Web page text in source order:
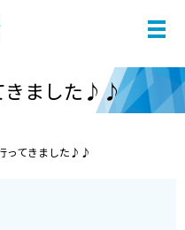
きました♪♪
ってきました♪♪